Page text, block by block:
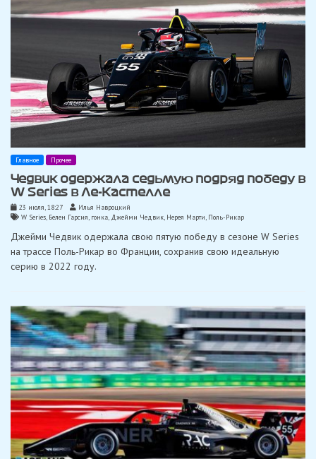
Главное Прочее
Чедвик одержала седьмую подряд победу в
W Series в Ле-Кастелле
23 июля, 18:27
Илья Навроцкий
W Series, Белен Гарсия, гонка, Джейми Чедвик, Нерея Марти, Поль-Рикар
Джейми Чедвик одержала свою пятую победу в сезоне W Series
на трассе Поль-Рикар во Франции, сохранив свою идеальную
серию в 2022 году.